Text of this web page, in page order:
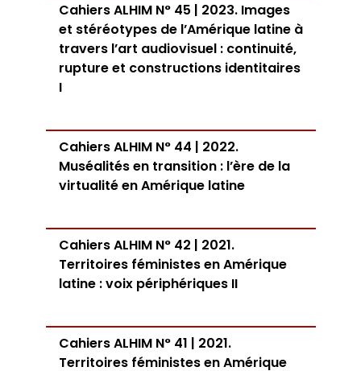
Cahiers ALHIM N° 45 | 2023. Images
et stéréotypes de l’Amérique latine à
travers l’art audiovisuel : continuité,
rupture et constructions identitaires
I
Cahiers ALHIM N° 44 | 2022.
Muséalités en transition : l’ère de la
virtualité en Amérique latine
Cahiers ALHIM N° 42 | 2021.
Territoires féministes en Amérique
latine : voix périphériques II
Cahiers ALHIM N° 41 | 2021.
Territoires féministes en Amérique